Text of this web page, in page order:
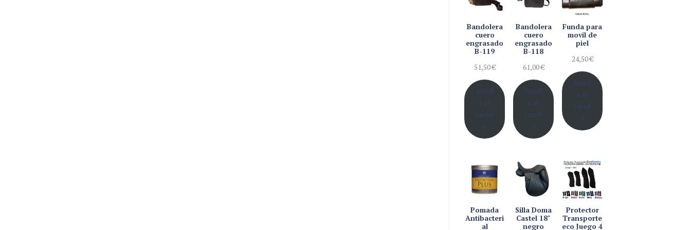
Bandolera
cuero
engrasado
B-119
51,50€
Añadi
r al
carrit
o
Bandolera
cuero
engrasado
B-118
61,00€
Añadi
r al
carrit
o
Funda para
movil de
piel
24,50€
Añadi
r al
carrit
o
Pomada
Antibacteri
al
Silla Doma
Castel 18"
negro
Protector
Transporte
eco Juego 4